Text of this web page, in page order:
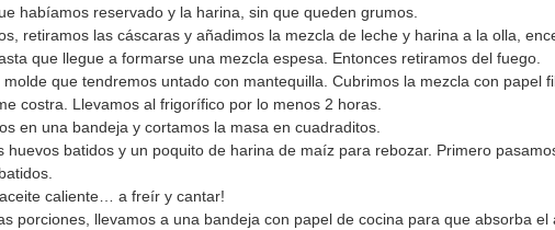
habíamos reservado y la harina, sin que queden grumos.
retiramos las cáscaras y añadimos la mezcla de leche y harina a la olla,
que llegue a formarse una mezcla espesa. Entonces retiramos del fuego.
que tendremos untado con mantequilla. Cubrimos la mezcla con papel
costra. Llevamos al frigorífico por lo menos 2 horas.
en una bandeja y cortamos la masa en cuadraditos.
huevos batidos y un poquito de harina de maíz para rebozar. Primero
caliente… a freír y cantar!
porciones, llevamos a una bandeja con papel de cocina para que absorba el